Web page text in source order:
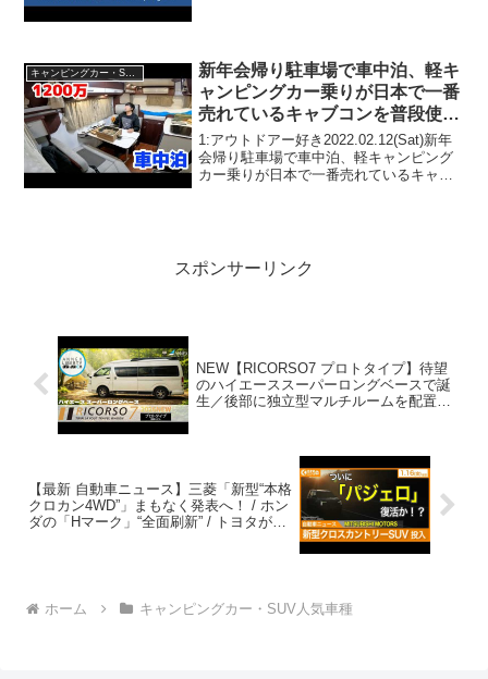
新年会帰り駐車場で車中泊、軽キ
ャンピングカー乗りが日本で一番
売れているキャブコンを普段使
い。ボディ断熱22mmと35mm違
いを検証【ナッツRV クレア】
1:アウトドアー好き2022.02.12(Sat)新年
会帰り駐車場で車中泊、軽キャンピング
カー乗りが日本で一番売れているキャブ
スポンサーリンク
NEW【RICORSO7 プロトタイプ】待望
のハイエーススーパーロングベースで誕
生／後部に独立型マルチルームを配置／
【最新 自動車ニュース】三菱「新型“本格
クロカン4WD”」まもなく発表へ！ / ホン
ダの「Hマーク」“全面刷新” / トヨタが
ホーム キャンピングカー・SUV人気車種